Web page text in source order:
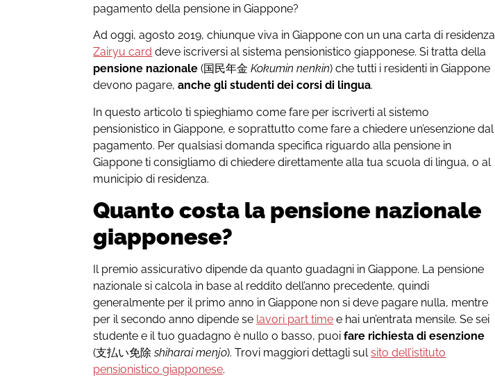
pagamento della pensione in Giappone?
Ad oggi, agosto 2019, chiunque viva in Giappone con un una carta di residenza
Zairyu card deve iscriversi al sistema pensionistico giapponese. Si tratta della
pensione nazionale (国民年金Kokumin nenkin) che tutti i residenti in Giappone
devono pagare,anche gli studenti dei corsi di lingua.
In questo articolo ti spieghiamo come fare per iscriverti al sistemo
pensionistico in Giappone, e soprattutto come fare a chiedere un’esenzione dal
pagamento. Per qualsiasi domanda specifica riguardo alla pensione in
Giappone ti consigliamo di chiedere direttamente alla tua scuola di lingua, o al
municipio di residenza.
Quanto costa la pensione nazionale
giapponese?
Il premio assicurativo dipende da quanto guadagni in Giappone. La pensione
nazionale si calcola in base al reddito dell’anno precedente, quindi
generalmente per il primo anno in Giappone non si deve pagare nulla, mentre
per il secondo anno dipende se lavori part time e hai un’entrata mensile. Se sei
studente e il tuo guadagno è nullo o basso, puoifare richiesta di esenzione
(支払い免除shiharai menjo). Trovi maggiori dettagli sulsito dell’istituto
pensionistico giapponese.